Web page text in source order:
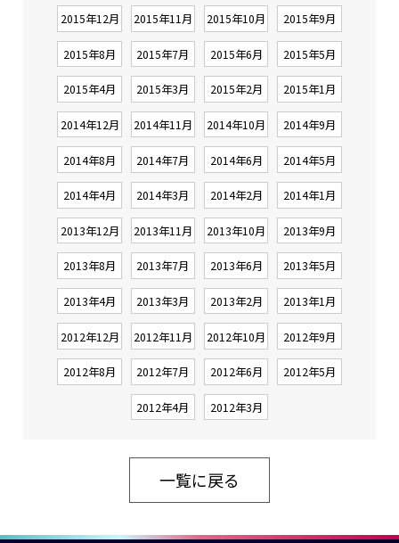
2015年12月 2015年11月 2015年10月 2015年9月
2015年8月 2015年7月 2015年6月 2015年5月
2015年4月 2015年3月 2015年2月 2015年1月
2014年12月 2014年11月 2014年10月 2014年9月
2014年8月 2014年7月 2014年6月 2014年5月
2014年4月 2014年3月 2014年2月 2014年1月
2013年12月 2013年11月 2013年10月 2013年9月
2013年8月 2013年7月 2013年6月 2013年5月
2013年4月 2013年3月 2013年2月 2013年1月
2012年12月 2012年11月 2012年10月 2012年9月
2012年8月 2012年7月 2012年6月 2012年5月
2012年4月 2012年3月
一覧に戻る